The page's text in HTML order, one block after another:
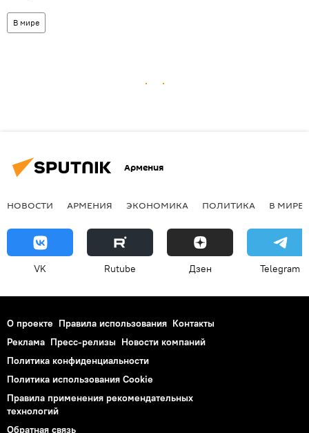
В мире
Армения
НОВОСТИ АРМЕНИЯ ЭКОНОМИКА ПОЛИТИКА В МИРЕ
VK Rutube Дзен Telegram
О проекте Правила использования Контакты
Реклама Пресс-релизы Новости компаний
Политика конфиденциальности
Политика использования Cookie
Правила применения рекомендательных
технологий
Обратная связь